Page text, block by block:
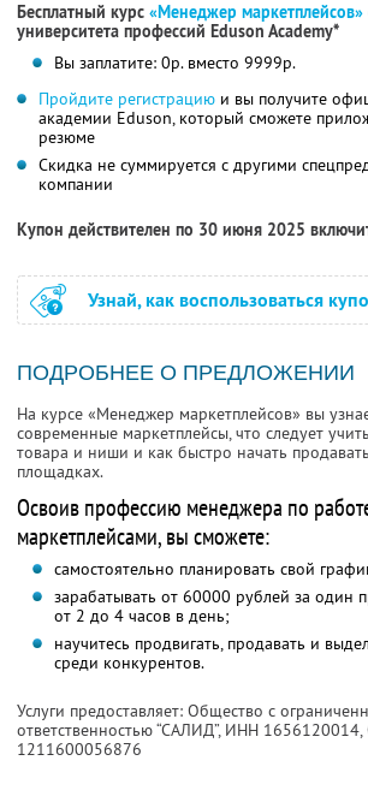
Бесплатный курс «Менеджер маркетплейсов»
университета профессий Eduson Academy*
Вы заплатите: 0р. вместо 9999р.
Пройдите регистрацию и вы получите
академии Eduson, который сможете
резюме
Скидка не суммируется с другими
компании
Купон действителен по 30 июня 2025
Узнай, как воспользоваться
ПОДРОБНЕЕ О ПРЕДЛОЖЕНИИ
На курсе «Менеджер маркетплейсов» вы
современные маркетплейсы, что следует
товара и ниши и как быстро начать
площадках.
Освоив профессию менеджера по
маркетплейсами, вы сможете:
самостоятельно планировать свой
зарабатывать от 60000 рублей за один
от 2 до 4 часов в день;
научитесь продвигать, продавать и
среди конкурентов.
Услуги предоставляет: Общество с
ответственностью “САЛИД”, ИНН 1656120014,
1211600056876